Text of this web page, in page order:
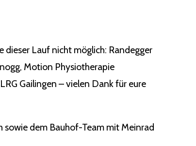
dieser Lauf nicht möglich: Randegger
Motion Physiotherapie
Gailingen – vielen Dank für eure
sowie dem Bauhof-Team mit Meinrad